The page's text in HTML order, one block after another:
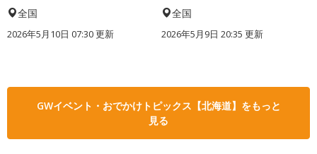
全国
2026年5月10日 07:30 更新
全国
2026年5月9日 20:35 更新
GWイベント・おでかけトピックス【北海道】をもっと
見る